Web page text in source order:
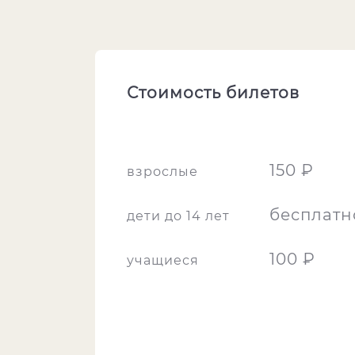
Стоимость билетов
взрослые 150 ₽
дети до 14 лет
учащиеся 100 ₽